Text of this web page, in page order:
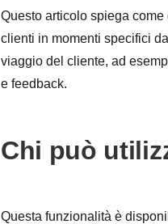
Questo articolo spiega
clienti in momenti specifici
viaggio del cliente, ad
e feedback.
Chi può
Questa funzionalità è